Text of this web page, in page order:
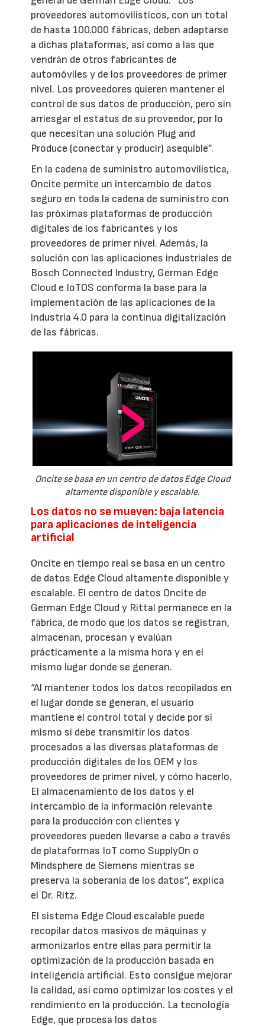
proveedores automovilísticos, con un total
de hasta 100.000 fábricas, deben adaptarse
a dichas plataformas, así como a las que
vendrán de otros fabricantes de
automóviles y de los proveedores de primer
nivel. Los proveedores quieren mantener el
control de sus datos de producción, pero sin
arriesgar el estatus de su proveedor, por lo
que necesitan una solución Plug and
Produce (conectar y producir) asequible”.
En la cadena de suministro automovilística,
Oncite permite un intercambio de datos
seguro en toda la cadena de suministro con
las próximas plataformas de producción
digitales de los fabricantes y los
proveedores de primer nivel. Además, la
solución con las aplicaciones industriales de
Bosch Connected Industry, German Edge
Cloud e IoTOS conforma la base para la
implementación de las aplicaciones de la
industria 4.0 para la continua digitalización
de las fábricas.
Oncite se basa en un centro de datos Edge Cloud
altamente disponible y escalable.
Los datos no se mueven: baja latencia
para aplicaciones de inteligencia
artificial
Oncite en tiempo real se basa en un centro
de datos Edge Cloud altamente disponible y
escalable. El centro de datos Oncite de
German Edge Cloud y Rittal permanece en la
fábrica, de modo que los datos se registran,
almacenan, procesan y evalúan
prácticamente a la misma hora y en el
mismo lugar donde se generan.
“Al mantener todos los datos recopilados en
el lugar donde se generan, el usuario
mantiene el control total y decide por sí
mismo si debe transmitir los datos
procesados a las diversas plataformas de
producción digitales de los OEM y los
proveedores de primer nivel, y cómo hacerlo.
El almacenamiento de los datos y el
intercambio de la información relevante
para la producción con clientes y
proveedores pueden llevarse a cabo a través
de plataformas IoT como SupplyOn o
Mindsphere de Siemens mientras se
preserva la soberanía de los datos”, explica
el Dr. Ritz.
El sistema Edge Cloud escalable puede
recopilar datos masivos de máquinas y
armonizarlos entre ellas para permitir la
optimización de la producción basada en
inteligencia artificial. Esto consigue mejorar
la calidad, así como optimizar los costes y el
rendimiento en la producción. La tecnología
Edge, que procesa los datos